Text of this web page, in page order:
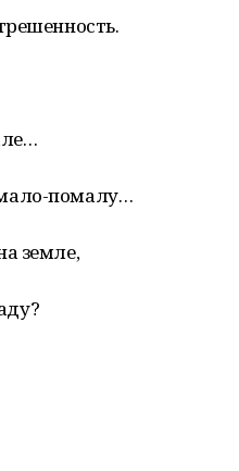
помалу…
земле,